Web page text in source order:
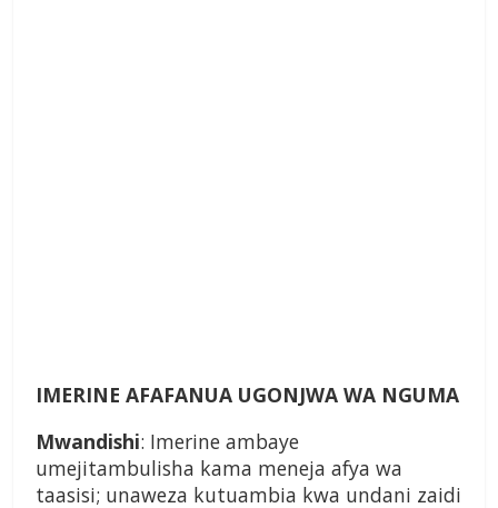
IMERINE AFAFANUA UGONJWA WA NGUMA
Mwandishi: Imerine ambaye
umejitambulisha kama meneja afya wa
taasisi; unaweza kutuambia kwa undani zaidi